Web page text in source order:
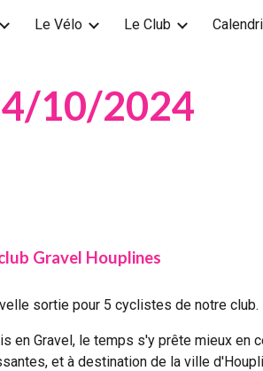
Skip to navigation
Le Vélo Le Club
10/2024
Gravel Houplines
sortie pour 5 cyclistes de notre club.
en Gravel, le temps s'y prête mieux en
et à destination de la ville